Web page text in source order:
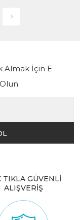
Almak İçin E-
TIKLA GÜVENLİ
ALIŞVERİŞ